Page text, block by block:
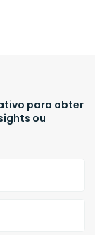
para obter
ou